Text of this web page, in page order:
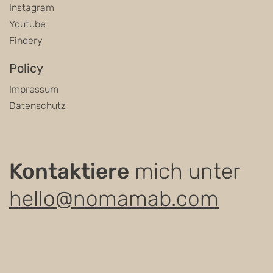
Kontaktiere mich unter
hello@nomamab.com
Instagram
Youtube
Findery
Policy
Impressum
Datenschutz